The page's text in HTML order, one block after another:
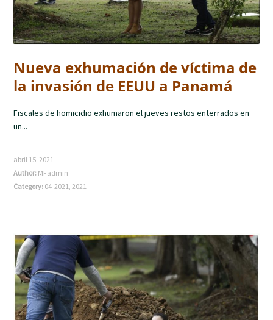
Nueva exhumación de víctima de
la invasión de EEUU a Panamá
Fiscales de homicidio exhumaron el jueves restos enterrados en
un...
abril 15, 2021
Author: MFadmin
Category: 04-2021 ,2021